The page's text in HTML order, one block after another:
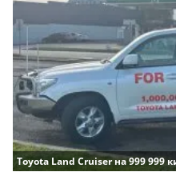
Toyota Land Cruiser на 999 999